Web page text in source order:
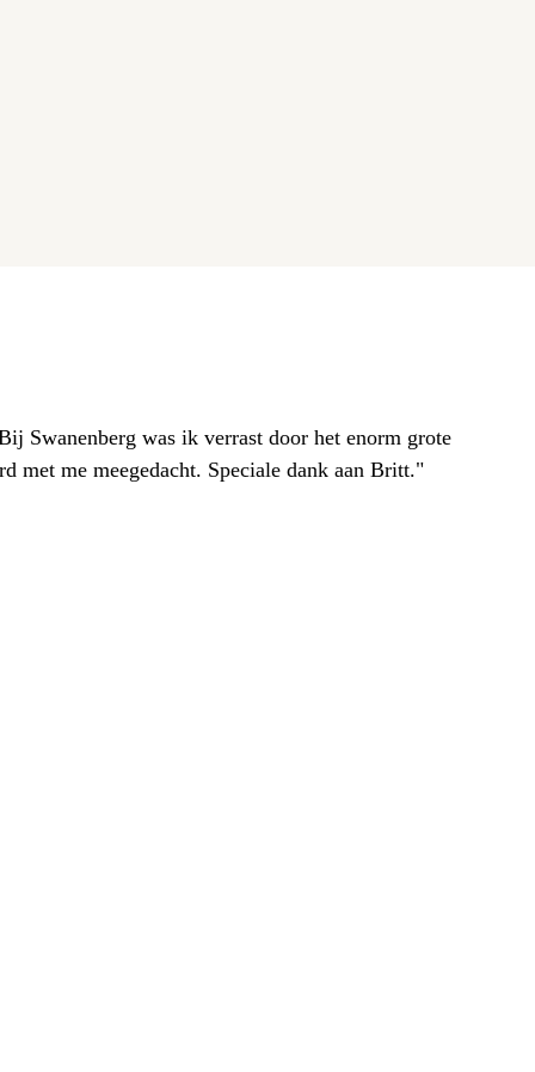
Swanenberg was ik verrast door het enorm grote
met me meegedacht. Speciale dank aan Britt."